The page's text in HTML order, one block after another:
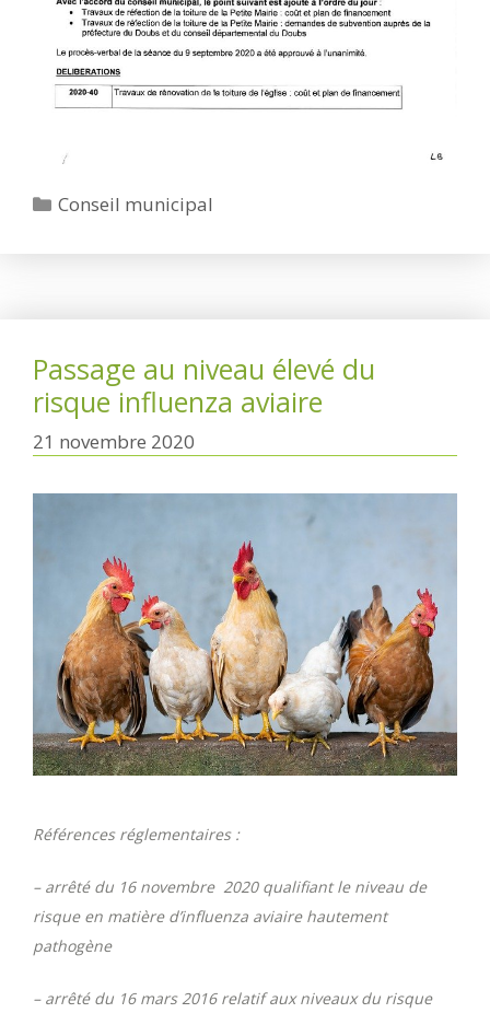
Catégories
Conseil municipal
Passage au niveau élevé du
risque influenza aviaire
21 novembre 2020
Références réglementaires :
– arrêté du 16 novembre 2020 qualifiant le niveau de
risque en matière d’influenza aviaire hautement
pathogène
– arrêté du 16 mars 2016 relatif aux niveaux du risque